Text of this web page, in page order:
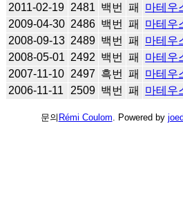
2011-02-19 2481 백번 패 마테우
2009-04-30 2486 백번 패 마테우
2008-09-13 2489 백번 패 마테우
2008-05-01 2492 백번 패 마테우
2007-11-10 2497 흑번 패 마테우
2006-11-11
2509 백번 패 마테우
문의 Rémi Coulom . Powered by